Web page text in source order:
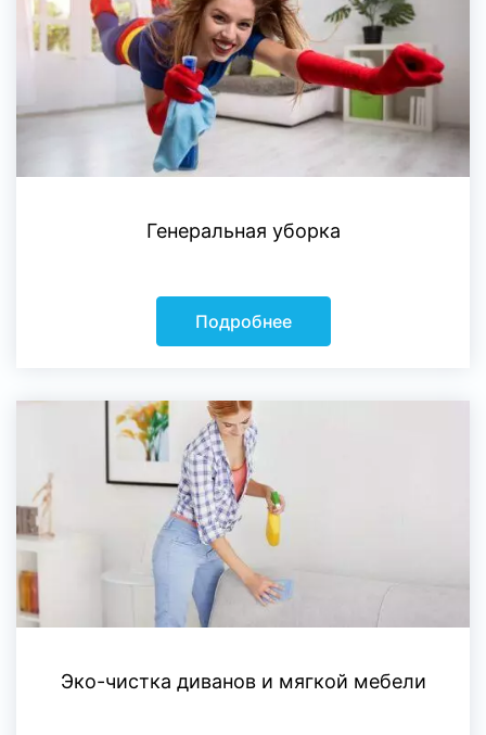
Генеральная уборка
Подробнее
Эко-чистка диванов и мягкой мебели